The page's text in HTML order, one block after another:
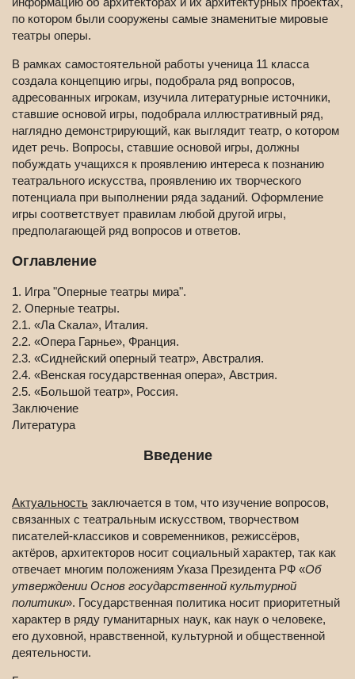
по котором были сооружены самые знаменитые мировые
театры оперы.
В рамках самостоятельной работы ученица 11 класса
создала концепцию игры, подобрала ряд вопросов,
адресованных игрокам, изучила литературные источники,
ставшие основой игры, подобрала иллюстративный ряд,
наглядно демонстрирующий, как выглядит театр, о котором
идет речь. Вопросы, ставшие основой игры, должны
побуждать учащихся к проявлению интереса к познанию
театрального искусства, проявлению их творческого
потенциала при выполнении ряда заданий. Оформление
игры соответствует правилам любой другой игры,
предполагающей ряд вопросов и ответов.
Оглавление
1. Игра "Оперные театры мира".
2. Оперные театры.
2.1. «Ла Скала», Италия.
2.2. «Опера Гарнье», Франция.
2.3. «Сиднейский оперный театр», Австралия.
2.4. «Венская государственная опера», Австрия.
2.5. «Большой театр», Россия.
Заключение
Литература
Введение
Актуальность заключается в том, что изучение вопросов,
связанных с театральным искусством, творчеством
писателей-классиков и современников, режиссёров,
актёров, архитекторов носит социальный характер, так как
отвечает многим положениям Указа Президента РФ «Об
утверждении Основ государственной культурной
политики». Государственная политика носит приоритетный
характер в ряду гуманитарных наук, как наук о человеке,
его духовной, нравственной, культурной и общественной
деятельности.